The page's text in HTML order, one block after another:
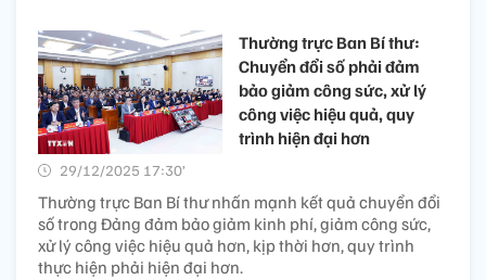
Thường trực Ban Bí thư:
Chuyển đổi số phải đảm
bảo giảm công sức, xử lý
công việc hiệu quả, quy
trình hiện đại hơn
29/12/2025 17:30’
Thường trực Ban Bí thư nhấn mạnh kết quả chuyển đổi
số trong Đảng đảm bảo giảm kinh phí, giảm công sức,
xử lý công việc hiệu quả hơn, kịp thời hơn, quy trình
thực hiện phải hiện đại hơn.